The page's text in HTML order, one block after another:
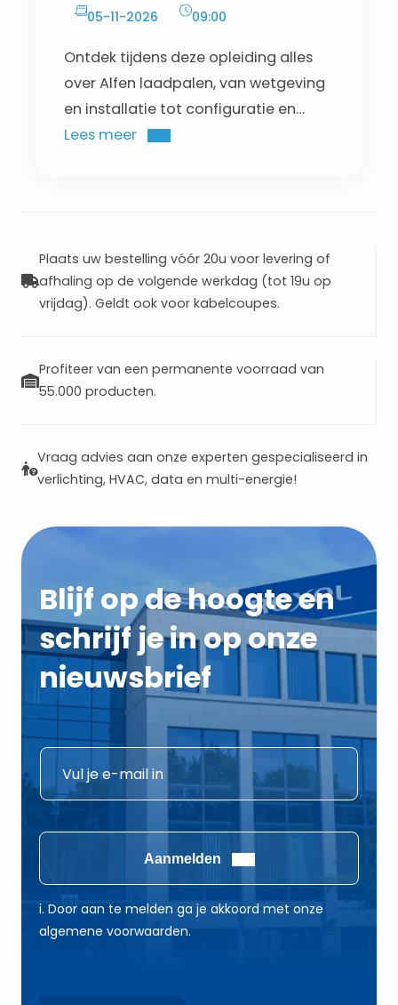
05-11-2026 09:00
Ontdek tijdens deze opleiding alles
over Alfen laadpalen, van wetgeving
en installatie tot configuratie en
gebruik, met praktische uitleg en
Lees meer
Plaats uw bestelling vóór 20u voor levering of
afhaling op de volgende werkdag (tot 19u op
vrijdag). Geldt ook voor kabelcoupes.
Profiteer van een permanente voorraad van
55.000 producten.
Vraag advies aan onze experten gespecialiseerd in
verlichting, HVAC, data en multi-energie!
Blijf op de hoogte en
schrijf je in op onze
nieuwsbrief
E
m
l
*
E
E
m
a
l
*
Aanmelden
i. Door aan te melden ga je akkoord met onze
algemene voorwaarden.